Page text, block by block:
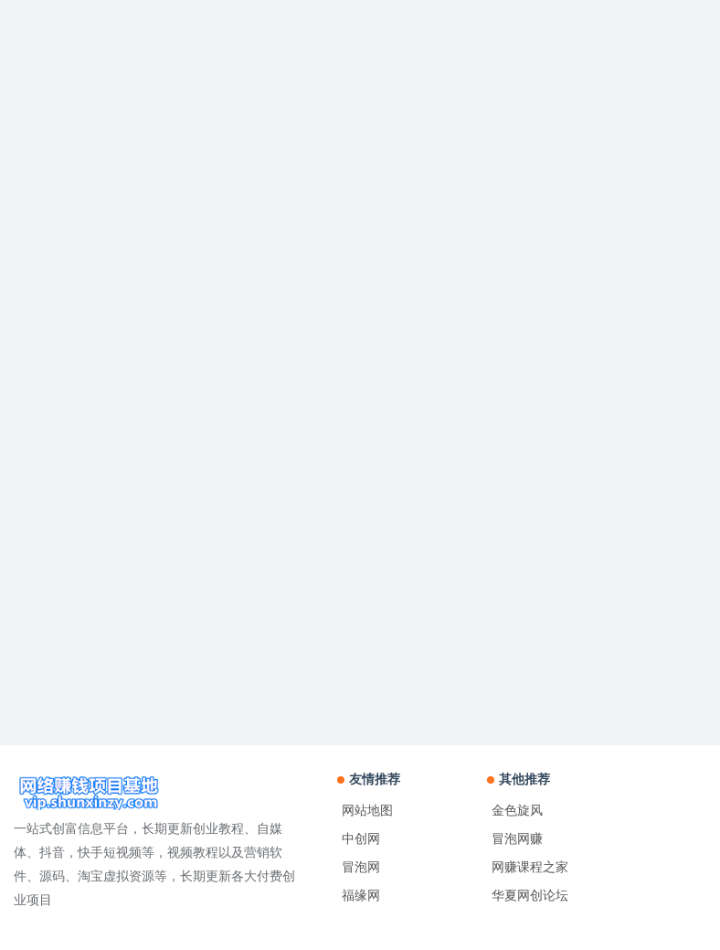
一站式创富信息平台，长期更新创业教程、自媒
体、抖音，快手短视频等，视频教程以及营销软
件、源码、淘宝虚拟资源等，长期更新各大付费创
业项目
友情推荐
网站地图
中创网
冒泡网
福缘网
其他推荐
金色旋风
冒泡网赚
网赚课程之家
华夏网创论坛